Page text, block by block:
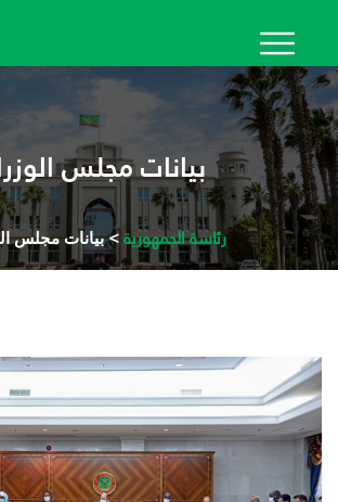
بيانات مجلس
رئاسة الجمهورية > بيانات مجلس